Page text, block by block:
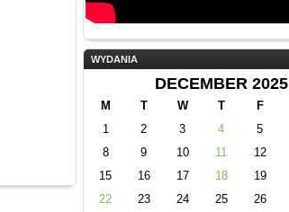
WYDANIA
DECEMBER 2025
M T W T F
1 2 3 4 5
8
9 10 11 12
15
16 17 18 19
22
23 24 25 26